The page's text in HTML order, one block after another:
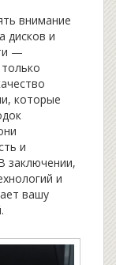
внимание
дисков и
—
которые
и
заключении,
и
вашу